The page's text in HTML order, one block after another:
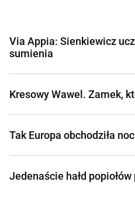
Via Appia: Sienkiewicz
sumienia
Kresowy Wawel. Zamek,
Tak Europa obchodziła
Jedenaście hałd